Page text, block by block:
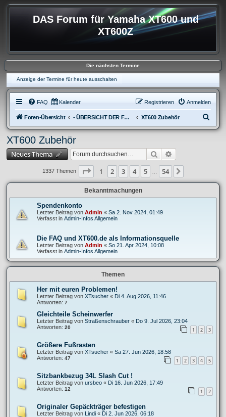
DAS Forum für Yamaha XT600 und
XT600Z
Die nächsten Termine
Anzeige der Termine für heute ausschalten
FAQ Kalender Anmelden
Registrieren
Foren-Übersicht - ÜBERSICHT DER FOREN XT600 XT600 Zubehör
u
XT600 Zubehör
Neues Thema Suche
1337 Themen Seite 1von 54
1 2 3 4 5 54
Bekanntmachungen
Spendenkonto
Letzter Beitrag von Admin « Sa 2. Nov 2024, 01:49
Verfasst in Admin-Infos Allgemein
Die FAQ und XT600.de als Informationsquelle
Letzter Beitrag von Admin « So 21. Apr 2024, 10:08
Verfasst in Admin-Infos Allgemein
Themen
Her mit euren Problemen!
Letzter Beitrag von XTsucher « Di 4. Aug 2026, 11:46
Antworten: 7
Gleichteile Scheinwerfer
Letzter Beitrag von Straßenschrauber « Do 9. Jul 2026, 23:04
Antworten: 20 1 2 3
Größere Fußrasten
Letzter Beitrag von XTsucher « Sa 27. Jun 2026, 18:58
Antworten: 47 1 2 3 4 5
Sitzbankbezug 34L Slash Cut !
Letzter Beitrag von ursbeo « Di 16. Jun 2026, 17:49
Antworten: 12 1 2
Originaler Gepäckträger befestigen
Letzter Beitrag von Lindi « Di 2. Jun 2026, 06:18